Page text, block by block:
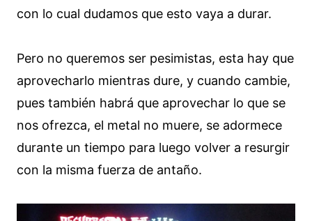
con lo cual dudamos que esto vaya a durar.
Pero no queremos ser pesimistas, esta hay que
aprovecharlo mientras dure, y cuando cambie,
pues también habrá que aprovechar lo que se
nos ofrezca, el metal no muere, se adormece
durante un tiempo para luego volver a resurgir
con la misma fuerza de antaño.